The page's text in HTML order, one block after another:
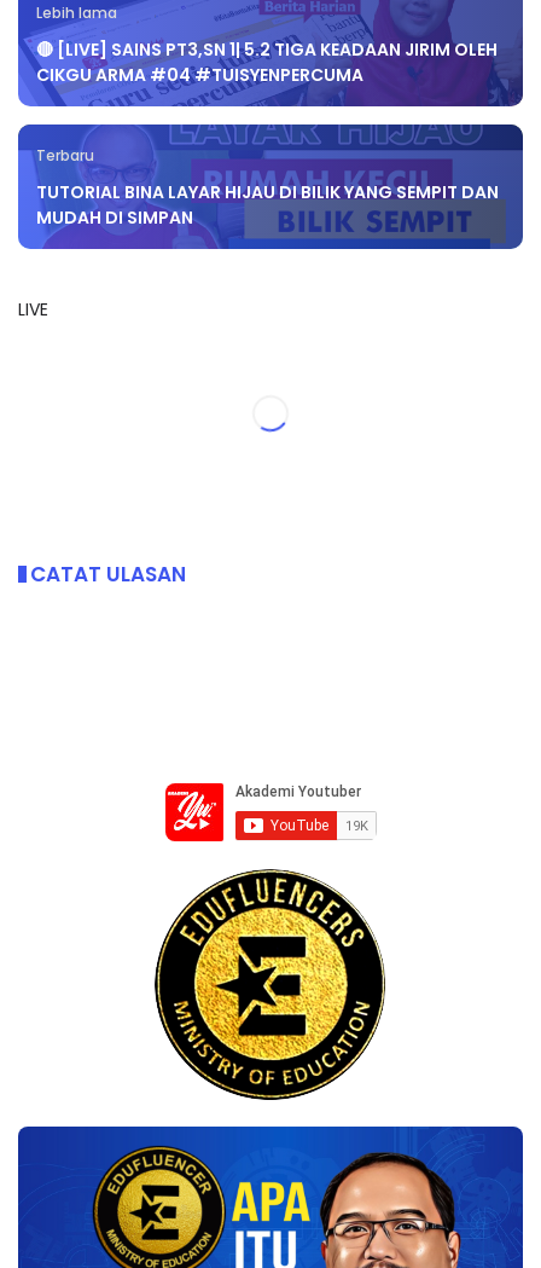
Lebih lama
🔴 [LIVE] SAINS PT3,SN 1| 5.2 TIGA KEADAAN JIRIM OLEH
CIKGU ARMA #04 #TUISYENPERCUMA
Terbaru
TUTORIAL BINA LAYAR HIJAU DI BILIK YANG SEMPIT DAN
MUDAH DI SIMPAN
LIVE
CATAT ULASAN